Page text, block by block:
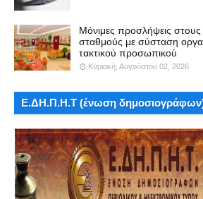
Μόνιμες προσλήψεις στους
σταθμούς με σύσταση
τακτικού προσωπικού
Κυριακή, Αυγούστου 02, 2026
Ε.ΔΗ.Π.Η.Τ (ένωση